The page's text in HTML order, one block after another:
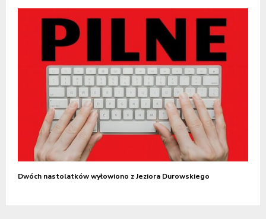
Dwóch nastolatków wyłowiono z Jeziora Durowskiego